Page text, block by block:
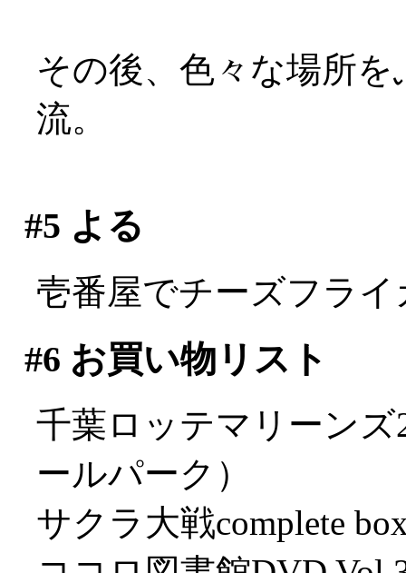
その後、色々な場所
流。
#5 よる
壱番屋でチーズフラ
#6 お買い物リスト
千葉ロッテマリーン
ールパーク）
サクラ大戦complete